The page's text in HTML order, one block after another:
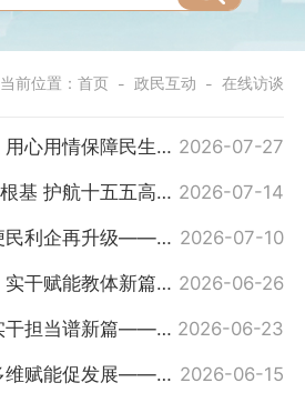
当前位置： 首页- 政民互动 - 在线访谈
深耕民政主责主业 用心用情保障民生——访谈旗民政局党组书记、局长黄彬 2026-07-27
筑牢全域平安坚实根基 护航十五五高质量发展新局——访谈旗公安局党委副书记、政委张卫 2026-07-14
数智赋能鄂前旗 便民利企再升级——访谈旗政务服务与数据管理局局长谢建宾 2026-07-10
锚定高质发展航向 实干赋能教体新篇——访谈旗教育体育局党组书记、局长郜伟 2026-06-26
聚力攻坚某发展 实干担当谱新篇——访谈上海庙经济开发区党工委委员、发展和招商局局长武秀 2026-06-23
聚力筑基提质效 多维赋能促发展——访谈旗上海庙镇党委书记白珂铭 2026-06-15